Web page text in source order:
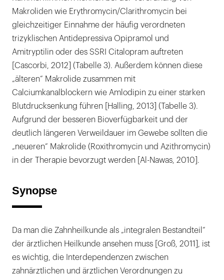
Makroliden wie Erythromycin/Clarithromycin bei
gleichzeitiger Einnahme der häufig verordneten
trizyklischen Antidepressiva Opipramol und
Amitryptilin oder des SSRI Citalopram auftreten
[Cascorbi, 2012] (Tabelle 3). Außerdem können diese
„älteren“ Makrolide zusammen mit
Calciumkanalblockern wie Amlodipin zu einer starken
Blutdrucksenkung führen [Halling, 2013] (Tabelle 3).
Aufgrund der besseren Bioverfügbarkeit und der
deutlich längeren Verweildauer im Gewebe sollten die
„neueren“ Makrolide (Roxithromycin und Azithromycin)
in der Therapie bevorzugt werden [Al-Nawas, 2010].
Synopse
Da man die Zahnheilkunde als „integralen Bestandteil“
der ärztlichen Heilkunde ansehen muss [Groß, 2011], ist
es wichtig, die Interdependenzen zwischen
zahnärztlichen und ärztlichen Verordnungen zu